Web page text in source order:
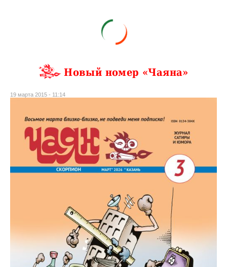
Новый номер «Чаяна»
19 марта 2015 - 11:14